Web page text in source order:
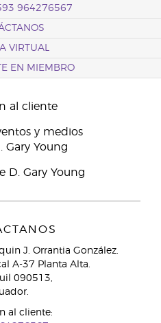
964276567
VIRTUAL
EN MIEMBRO
al cliente
y medios
Gary Young
D. Gary Young
J. Orrantia González.
A-37 Planta Alta.
090513,
al cliente: